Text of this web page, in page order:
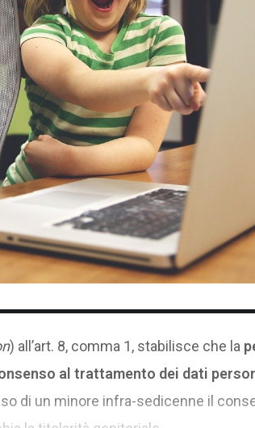
) all’art. 8, comma 1, stabilisce che la
al trattamento dei dati
di un minore infra-sedicenne il